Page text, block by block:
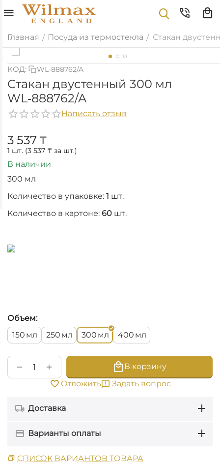
Главная / Посуда из термостекла / Стакан
КОД: WL-888762/A
Стакан двустенный 300 мл
WL‑888762/A
Написать отзыв
3 537 ₸
1 шт. (3 537 ₸ за шт.)
В наличии
300 мл
Количество в упаковке: 1 шт.
Количество в картоне: 60 шт.
Объем:
150 мл 250 мл 300 мл 400 мл
+
−
В корзину
Отложить
Задать вопрос
Доставка
Варианты оплаты
СПИСОК ВАРИАНТОВ ТОВАРА